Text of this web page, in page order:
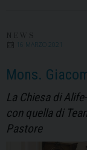
Matese.
Appello
del
Vescovo
ai
credenti
16 MARZO 2021
Mons.
La Chiesa di
con quella di
Pastore